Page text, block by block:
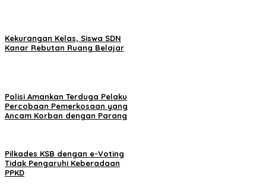
Kekurangan Kelas, Siswa SDN
Kanar Rebutan Ruang Belajar
Polisi Amankan Terduga Pelaku
Percobaan Pemerkosaan yang
Ancam Korban dengan Parang
Pilkades KSB dengan e-Voting
Tidak Pengaruhi Keberadaan
PPKD